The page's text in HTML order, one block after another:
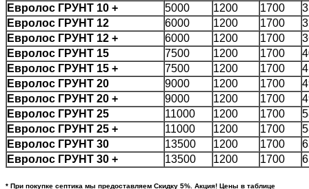
Евролос ГРУНТ 10 + 5000 1200 1700
Евролос ГРУНТ 12 6000 1200 1700
Евролос ГРУНТ 12 + 6000 1200 1700
Евролос ГРУНТ 15 7500 1200 1700
Евролос ГРУНТ 15 + 7500 1200 1700
Евролос ГРУНТ 20 9000 1200 1700
Евролос ГРУНТ 20 + 9000 1200 1700
Евролос ГРУНТ 25 11000 1200 1700
Евролос ГРУНТ 25 + 11000 1200 1700
Евролос ГРУНТ 30 13500 1200 1700
Евролос ГРУНТ 30 + 13500 1200 1700
* При покупке септика мы предоставляем Скидку 5%. Акция! Цены в таблице